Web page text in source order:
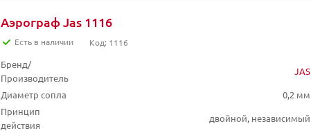
Аэрограф Jas 1116
Есть в наличии Код: 1116
Бренд/
Производитель
JAS
Диаметр сопла
0,2 мм
Принцип
действия
двойной, независимый